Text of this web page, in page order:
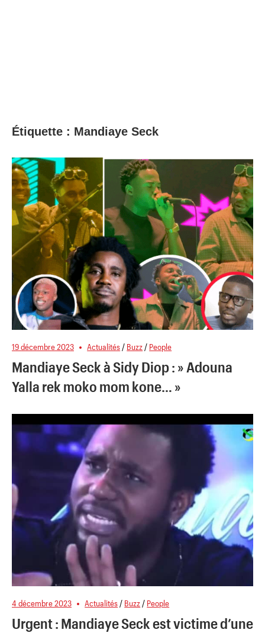
Étiquette : Mandiaye Seck
19 décembre 2023 Actualités / Buzz / People
Mandiaye Seck à Sidy Diop : » Adouna
Yalla rek moko mom kone… »
4 décembre 2023 Actualités / Buzz / People
Urgent : Mandiaye Seck est victime d’une